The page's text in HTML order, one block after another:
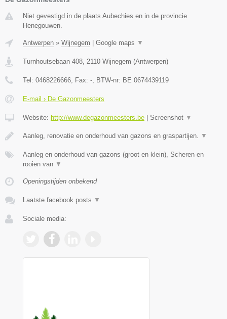
Niet gevestigd in de plaats Aubechies en in de provincie
Henegouwen.
Antwerpen » Wijnegem Google maps ▼
Turnhoutsebaan 408, 2110 Wijnegem (Antwerpen)
Tel: 0468226666, Fax: -, BTW-nr: BE 0674439119
E-mail › De Gazonmeesters
Website: http://www.degazonmeesters.be Screenshot ▼
Aanleg, renovatie en onderhoud van gazons en graspartijen. ▼
Aanleg en onderhoud van gazons (groot en klein), Scheren en
rooien van ▼
Openingstijden onbekend
Laatste facebook posts ▼
Sociale media: